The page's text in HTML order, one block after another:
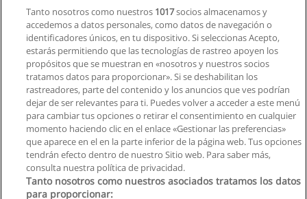
Tanto nosotros como nuestros 1017socios almacenamos y
accedemos a datos personales, como datos de navegación o
identificadores únicos, en tu dispositivo. Si seleccionas Acepto,
estarás permitiendo que las tecnologías de rastreo apoyen los
propósitos que se muestran en «nosotros y nuestros socios
tratamos datos para proporcionar». Si se deshabilitan los
rastreadores, parte del contenido y los anuncios que ves podrían
dejar de ser relevantes para ti. Puedes volver a acceder a este menú
para cambiar tus opciones o retirar el consentimiento en cualquier
momento haciendo clic en el enlace «Gestionar las preferencias»
que aparece en el en la parte inferior de la página web. Tus opciones
tendrán efecto dentro de nuestro Sitio web. Para saber más,
consulta nuestra política de privacidad.
Tanto nosotros como nuestros asociados tratamos los datos
para proporcionar: